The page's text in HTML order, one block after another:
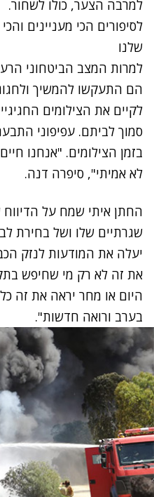
למרבה הצער, כולו לשחור.
לסיפורים הכי מעניינים
שלנו
למרות המצב הביטחוני
הם התעקשו להמשיך
לקיים את הצילומים
סמוך לביתם. עפיפוני
לא אמיתי", סיפרה דנה.
החתן איתי שמח על הדיווח
שגרתיים שלו ושל בחירת
יעלה את המודעות לנזק
את זה לא רק מי שחיפש
היום או מחר יראה את זה
בערב ורואה חדשות".